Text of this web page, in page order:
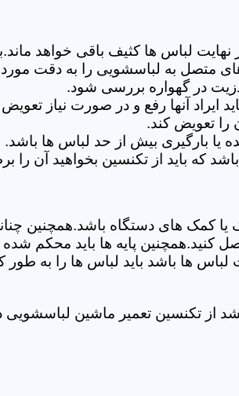
لباس ها کثیف باقی خواهد
متصل به لباسشویی را به دقت
در گهواره بررسی شود.
ایراد آنها رفع و در صورت نیاز
را تعویض کند.
یا بارگیری بیش از حد لباس ها باشد.
باید از تکنسین بخواهید آن را
کمک های دستگاه باشد.همچنین
کنید.همچنین پایه ها باید محکم
ها باشد باید لباس ها را به
از تکنسین تعمیر ماشین لباسشویی